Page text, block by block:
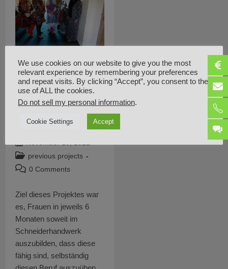
apprenticeshi
p of women in
northern
Afghanistan
published:
November 19, 2021
Post
category:
previous projects
Post 0 Comments
Ziel dieses Projektes war
es, Frauen in jeweils 6
Monaten soweit im
Schneiderhandwerk
auszubilden, dass diese
fähig sind, selbständig
We use cookies on our website to give you the most
relevant experience by remembering your preferences
and repeat visits. By clicking “Accept”, you consent to the
use of ALL the cookies.
Do not sell my personal information.
Cookie Settings Accept